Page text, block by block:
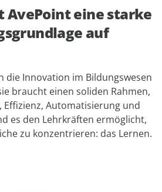
AvePoint eine starke
auf
die Innovation im Bildungswesen
braucht einen soliden Rahmen,
Effizienz, Automatisierung und
es den Lehrkräften ermöglicht,
zu konzentrieren: das Lernen.